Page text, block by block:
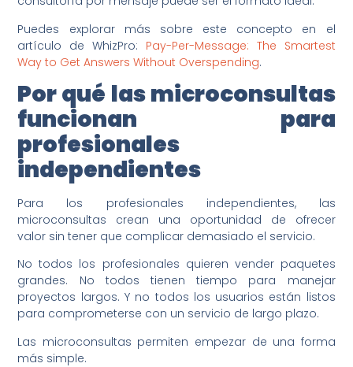
Puedes explorar más sobre este concepto en el
artículo de WhizPro: Pay-Per-Message: The Smartest
Way to Get Answers Without Overspending.
Por qué las microconsultas
funcionan para
profesionales
independientes
Para los profesionales independientes, las
microconsultas crean una oportunidad de ofrecer
valor sin tener que complicar demasiado el servicio.
No todos los profesionales quieren vender paquetes
grandes. No todos tienen tiempo para manejar
proyectos largos. Y no todos los usuarios están listos
para comprometerse con un servicio de largo plazo.
Las microconsultas permiten empezar de una forma
más simple.